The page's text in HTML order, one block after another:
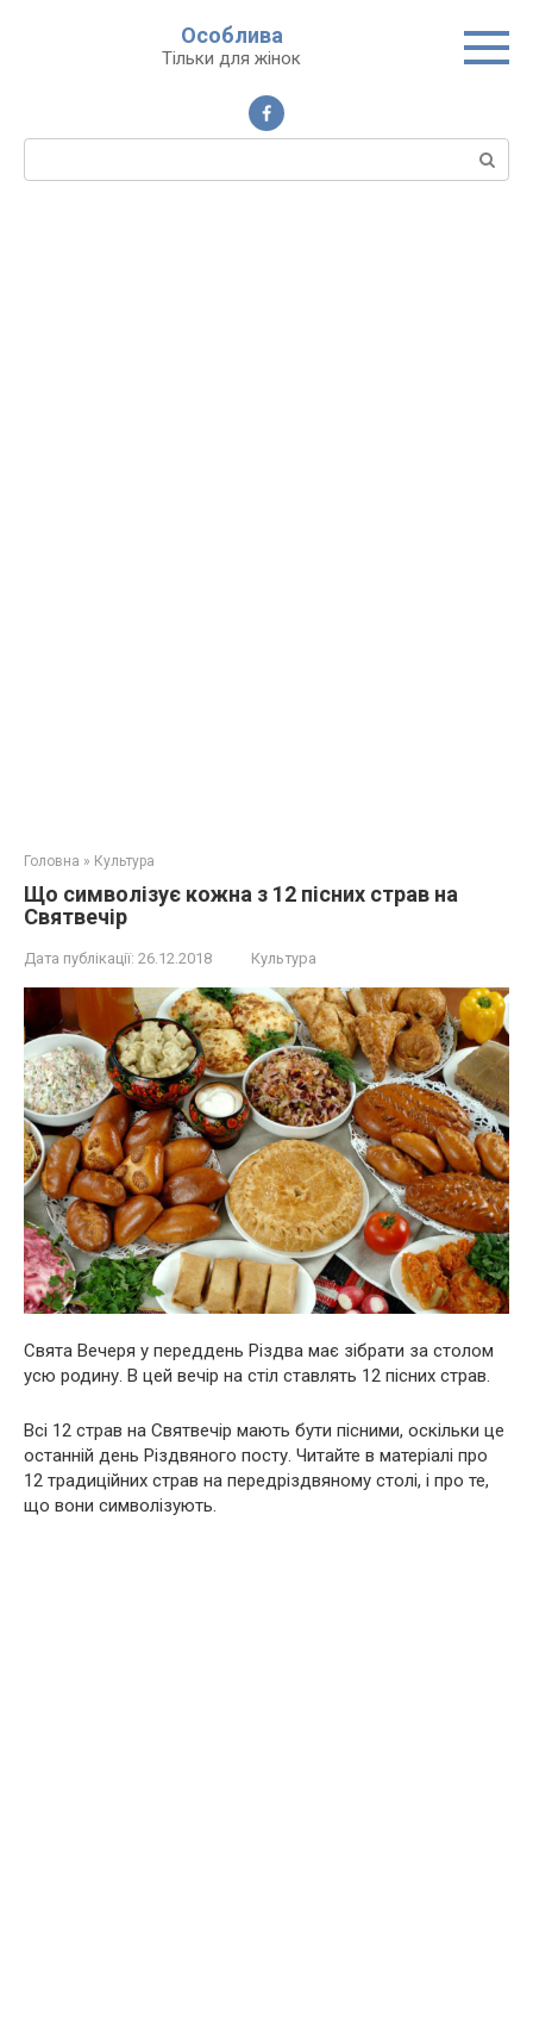
Особлива
Тільки для жінок
Пошук:
Головна » Культура
Що символізує кожна з 12 пісних страв на
Святвечір
Дата публікації: 26.12.2018 Культура
Свята Вечеря у переддень Різдва має зібрати за столом
усю родину. В цей вечір на стіл ставлять 12 пісних страв.
Всі 12 страв на Святвечір мають бути пісними, оскільки це
останній день Різдвяного посту. Читайте в матеріалі про
12 традиційних страв на передріздвяному столі, і про те,
що вони символізують.